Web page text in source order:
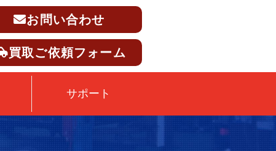
お問い合わせ
買取ご依頼フォーム
サポート